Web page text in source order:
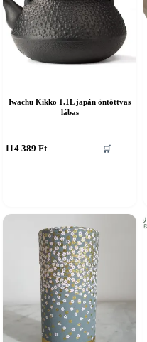
Iwachu Kikko 1.1L japán öntöttvas
lábas
114 389 Ft 🛒